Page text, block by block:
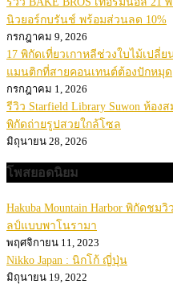
นิวยอร์กบรันช์ พร้อมส่วนลด 10%
กรกฎาคม 9, 2026
17 พิกัดเที่ยวเกาหลีช่วงใบไม้เปลี่
แมนติกที่สายคอนเทนต์ต้องปักหมุด
กรกฎาคม 1, 2026
รีวิว Starfield Library Suwon ห้อง
พิกัดถ่ายรูปสวยใกล้โซล
มิถุนายน 28, 2026
โพสยอดนิยม
Hakuba Mountain Harbor พิกัดชม
ลป์แบบพาโนรามา
พฤศจิกายน 11, 2023
Nikko Japan : นิกโก้ ญี่ปุ่น
มิถุนายน 19, 2022